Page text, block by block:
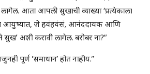
आता आपली सुखाची व्याख्या ‘प्रत्येकाला
आयुष्यात, जे हवंहवंसं, आनंददायक आणि
सुख’ अशी करावी लागेल. बरोबर ना?”
पूर्ण ‘समाधान’ होत नाहीय.”